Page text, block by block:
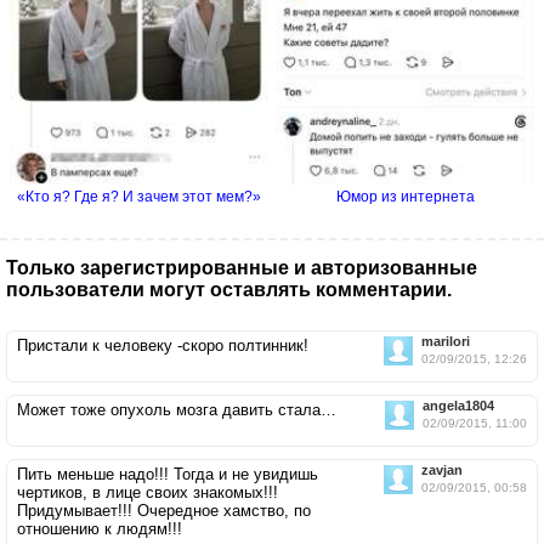
«Кто я? Где я? И зачем этот мем?» Юмор из интернета
Только зарегистрированные и авторизованные
пользователи могут оставлять комментарии.
marilori
02/09/2015, 12:26
Пристали к человеку -скоро полтинник!
angela1804
02/09/2015, 11:00
Может тоже опухоль мозга давить стала…
zavjan
02/09/2015, 00:58
Пить меньше надо!!! Тогда и не увидишь
чертиков, в лице своих знакомых!!!
Придумывает!!! Очередное хамство, по
отношению к людям!!!